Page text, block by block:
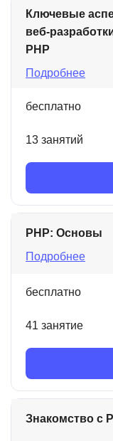
Ключевые
веб-
PHP
Подробнее
бесплатно
13 занятий
PHP: Основы
Подробнее
бесплатно
41 занятие
Знакомство с